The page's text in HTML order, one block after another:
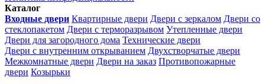
Каталог
Входные двери Квартирные двери Двери с зеркалом Двери со
стеклопакетом Двери с терморазрывом Утепленные двери
Двери для загородного дома Технические двери
Двери с внутренним открыванием Двухстворчатые двери
Межкомнатные двери Двери на заказ Противопожарные
двери Козырьки